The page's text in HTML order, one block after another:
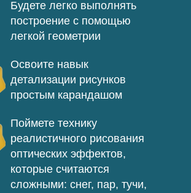
Будете легко выполнять
построение с помощью
легкой геометрии
Поймете технику
реалистичного рисования
оптических эффектов,
которые считаются
сложными: снег, пар, тучи,
Освоите навык
детализации рисунков
простым карандашом